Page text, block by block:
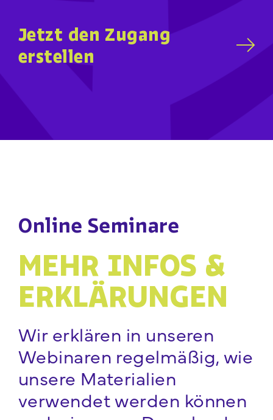
Jetzt den Zugang
erstellen
Online Seminare
MEHR INFOS &
ERKLÄRUNGEN
Wir erklären in unseren
Webinaren regelmäßig, wie
unsere Materialien
verwendet werden können